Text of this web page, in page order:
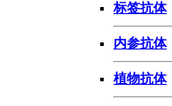
标签抗体
内参抗体
植物抗体